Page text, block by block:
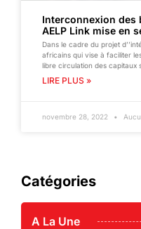
Interconnexion des
AELP Link mise en
Dans le cadre du projet
africains qui vise à faciliter
libre circulation des capitaux
LIRE PLUS »
novembre 28, 2022
Catégories
A La Une